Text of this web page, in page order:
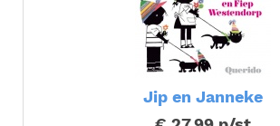
Jip en Janneke